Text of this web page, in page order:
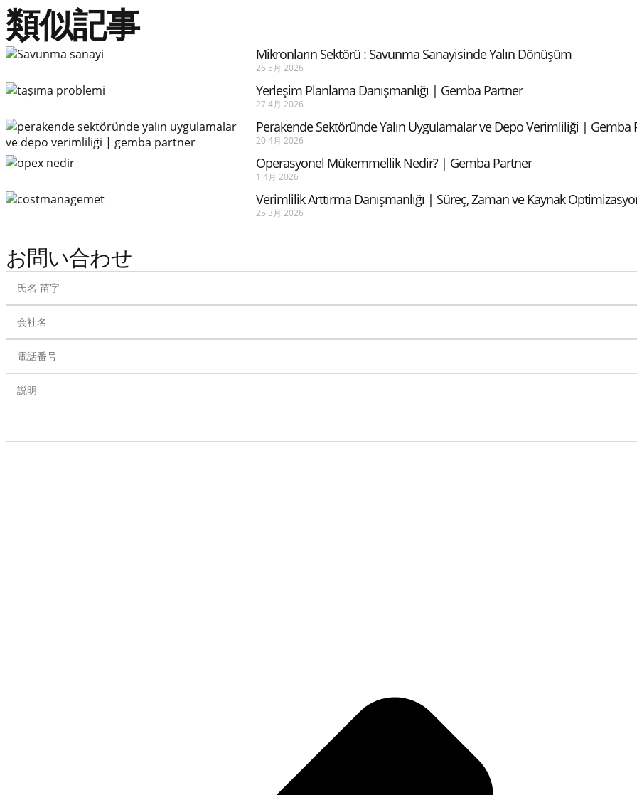
類似記事
Mikronların Sektörü : Savunma Sanayisinde Yalın Dönüşüm
26 5月 2026
Yerleşim Planlama Danışmanlığı | Gemba Partner
27 4月 2026
Perakende Sektöründe Yalın Uygulamalar ve Depo Verimliliği | Gemba
20 4月 2026
Operasyonel Mükemmellik Nedir? | Gemba Partner
1 4月 2026
Verimlilik Arttırma Danışmanlığı | Süreç, Zaman ve Kaynak
25 3月 2026
お問い合わせ